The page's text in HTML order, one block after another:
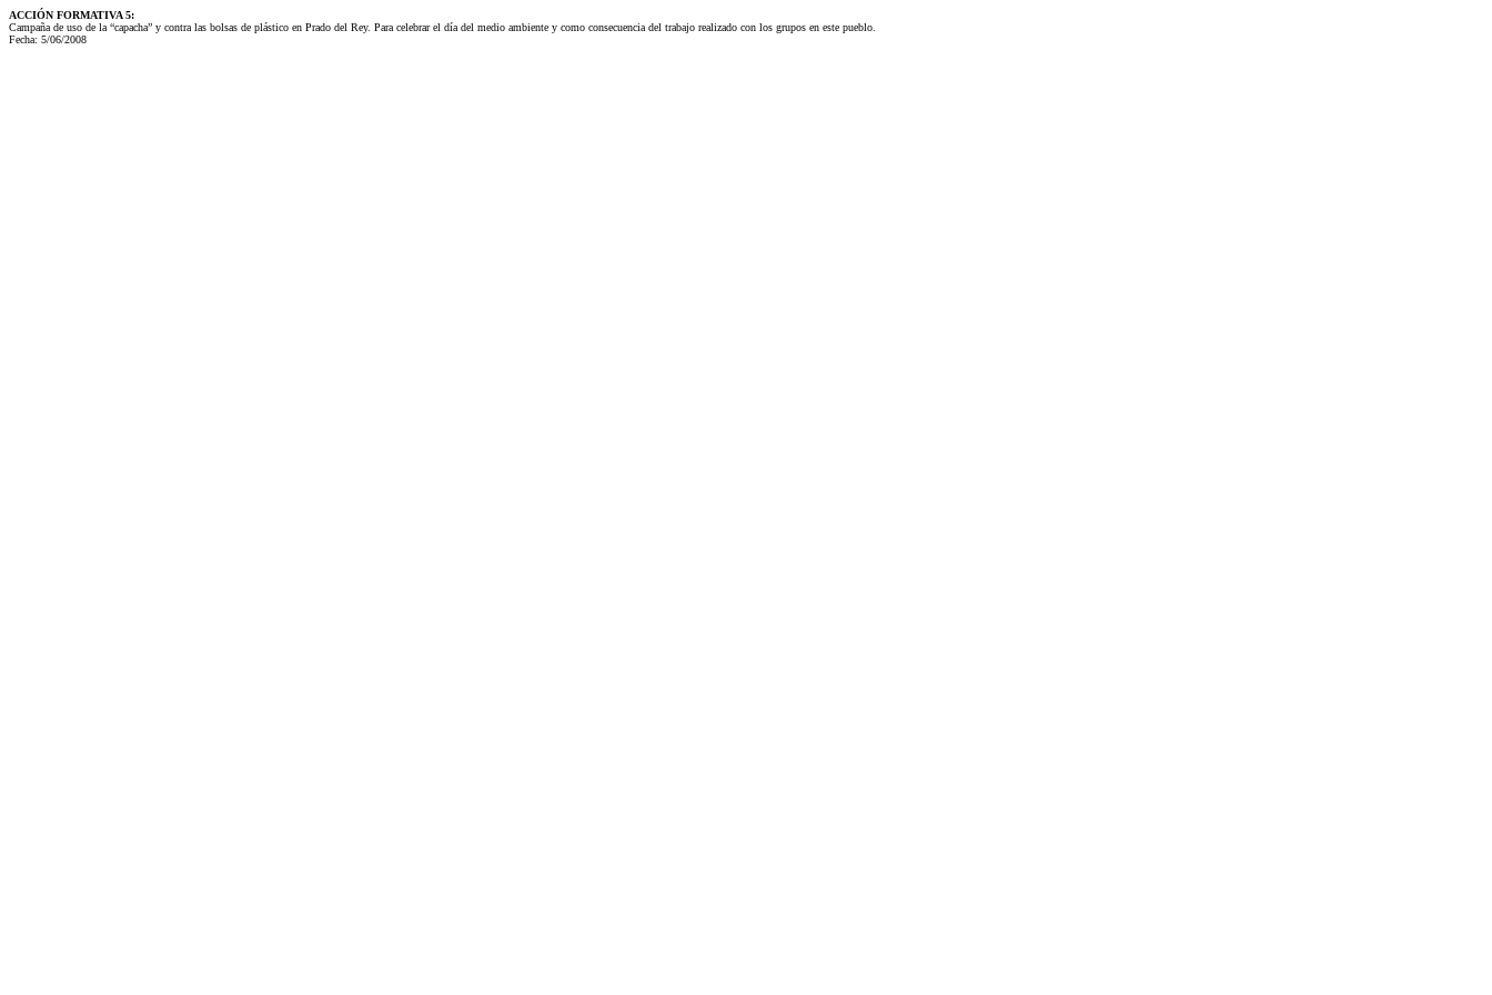
ACCIÓN FORMATIVA 5:
Campaña de uso de la “capacha” y contra las bolsas de plástico en Prado del Rey. Para celebrar el día del medio ambiente y como consecuencia del trabajo realizado con los grupos en este pueblo.
Fecha: 5/06/2008